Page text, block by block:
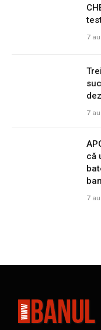
7
7
că
7